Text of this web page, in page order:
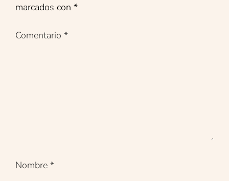
marcados con *
Comentario *
Nombre *